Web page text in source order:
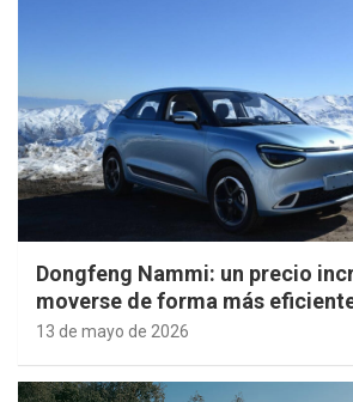
Dongfeng Nammi: un precio
moverse de forma más
13 de mayo de 2026